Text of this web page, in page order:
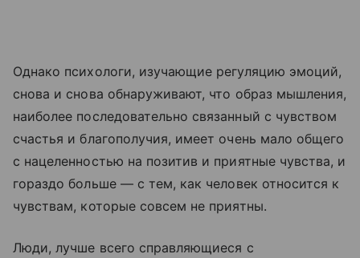
Однако психологи, изучающие регуляцию эмоций,
снова и снова обнаруживают, что образ мышления,
наиболее последовательно связанный с чувством
счастья и благополучия, имеет очень мало общего
с нацеленностью на позитив и приятные чувства, и
гораздо больше — с тем, как человек относится к
чувствам, которые совсем не приятны.
Люди, лучше всего справляющиеся с